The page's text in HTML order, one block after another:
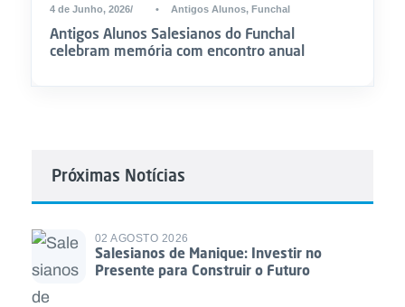
4 de Junho, 2026 • Antigos Alunos, Funchal
Antigos Alunos Salesianos do Funchal
celebram memória com encontro anual
Próximas Notícias
02 AGOSTO 2026
Salesianos de Manique: Investir no
Presente para Construir o Futuro